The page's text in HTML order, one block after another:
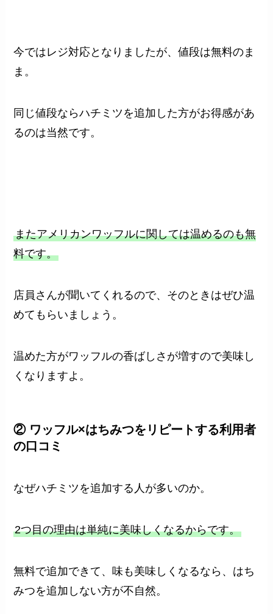
今ではレジ対応となりましたが、値段は無料のま
ま。
同じ値段ならハチミツを追加した方がお得感があ
るのは当然です。
またアメリカンワッフルに関しては温めるのも無
料です。
店員さんが聞いてくれるので、そのときはぜひ温
めてもらいましょう。
温めた方がワッフルの香ばしさが増すので美味し
くなりますよ。
② ワッフル×はちみつをリピートする利用者
の口コミ
なぜハチミツを追加する人が多いのか。
2つ目の理由は単純に美味しくなるからです。
無料で追加できて、味も美味しくなるなら、はち
みつを追加しない方が不自然。